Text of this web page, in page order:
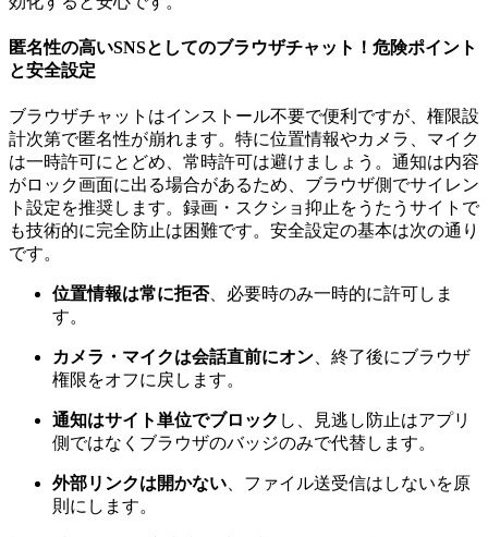
匿名性の高いSNSとしてのブラウザチャット！危険ポイント
と安全設定
ブラウザチャットはインストール不要で便利ですが、権限設
計次第で匿名性が崩れます。特に位置情報やカメラ、マイク
は一時許可にとどめ、常時許可は避けましょう。通知は内容
がロック画面に出る場合があるため、ブラウザ側でサイレン
ト設定を推奨します。録画・スクショ抑止をうたうサイトで
も技術的に完全防止は困難です。安全設定の基本は次の通り
です。
位置情報は常に拒否、必要時のみ一時的に許可しま
す。
カメラ・マイクは会話直前にオン 、終了後にブラウザ
権限をオフに戻します。
通知はサイト単位でブロック し、見逃し防止はアプリ
側ではなくブラウザのバッジのみで代替します。
外部リンクは開かない 、ファイル送受信はしないを原
則にします。